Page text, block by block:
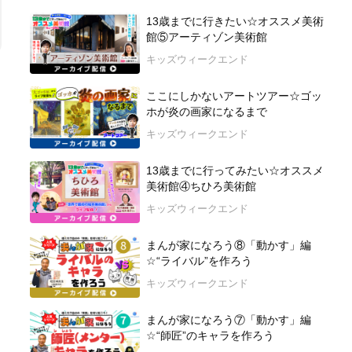
13歳までに行きたい☆オススメ美術
館⑤アーティゾン美術館
キッズウィークエンド
ここにしかないアートツアー☆ゴッ
ホが炎の画家になるまで
キッズウィークエンド
13歳までに行ってみたい☆オススメ
美術館④ちひろ美術館
キッズウィークエンド
まんが家になろう⑧「動かす」編
☆“ライバル”を作ろう
キッズウィークエンド
まんが家になろう⑦「動かす」編
☆“師匠”のキャラを作ろう